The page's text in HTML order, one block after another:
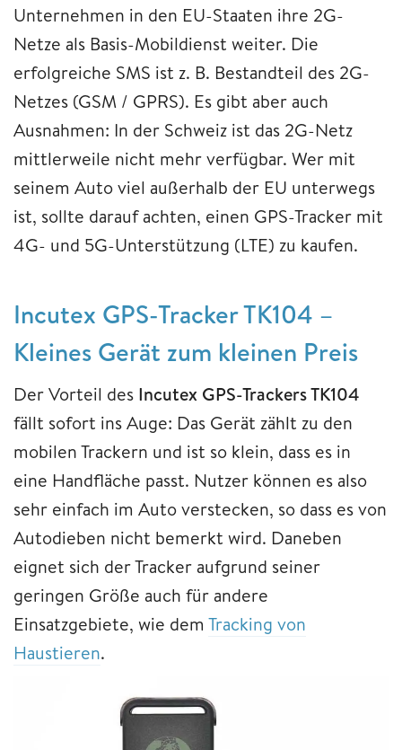
Unternehmen in den EU-Staaten ihre 2G-
Netze als Basis-Mobildienst weiter. Die
erfolgreiche SMS ist z. B. Bestandteil des 2G-
Netzes (GSM / GPRS). Es gibt aber auch
Ausnahmen: In der Schweiz ist das 2G-Netz
mittlerweile nicht mehr verfügbar. Wer mit
seinem Auto viel außerhalb der EU unterwegs
ist, sollte darauf achten, einen GPS-Tracker mit
4G- und 5G-Unterstützung (LTE) zu kaufen.
Incutex GPS-Tracker TK104 –
Kleines Gerät zum kleinen Preis
Der Vorteil des Incutex GPS-Trackers TK104
fällt sofort ins Auge: Das Gerät zählt zu den
mobilen Trackern und ist so klein, dass es in
eine Handfläche passt. Nutzer können es also
sehr einfach im Auto verstecken, so dass es von
Autodieben nicht bemerkt wird. Daneben
eignet sich der Tracker aufgrund seiner
geringen Größe auch für andere
Einsatzgebiete, wie dem Tracking von
Haustieren.